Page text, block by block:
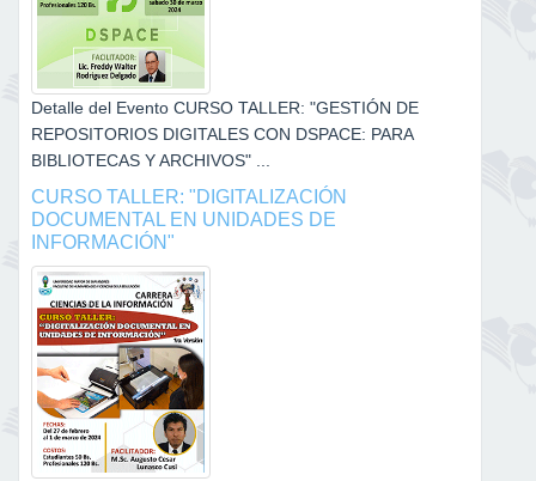
Detalle del Evento CURSO TALLER: "GESTIÓN DE
REPOSITORIOS DIGITALES CON DSPACE: PARA
BIBLIOTECAS Y ARCHIVOS" ...
CURSO TALLER: "DIGITALIZACIÓN
DOCUMENTAL EN UNIDADES DE
INFORMACIÓN"